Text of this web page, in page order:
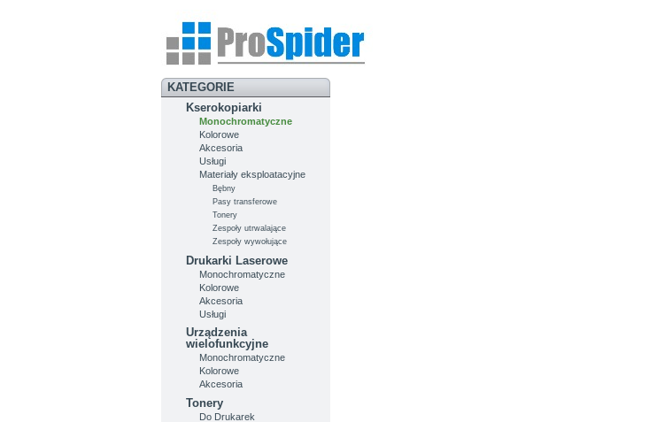
KATEGORIE
Kserokopiarki
Monochromatyczne
Kolorowe
Akcesoria
Usługi
Materiały eksploatacyjne
Bębny
Pasy transferowe
Tonery
Zespoły utrwalające
Zespoły wywołujące
Drukarki Laserowe
Monochromatyczne
Kolorowe
Akcesoria
Usługi
Urządzenia
wielofunkcyjne
Monochromatyczne
Kolorowe
Akcesoria
Tonery
Do Drukarek